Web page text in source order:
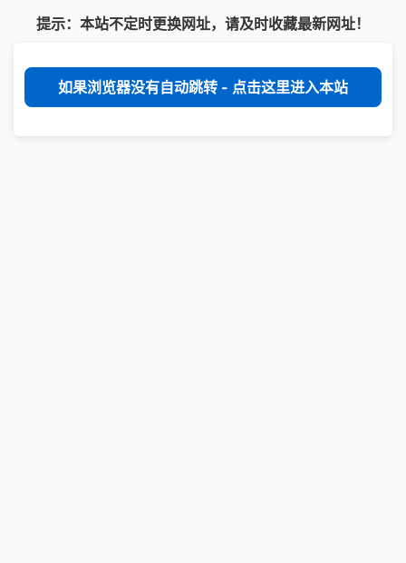
提示：本站不定时更换网址，请及时收藏最新网址！
如果浏览器没有自动跳转 - 点击这里进入本站